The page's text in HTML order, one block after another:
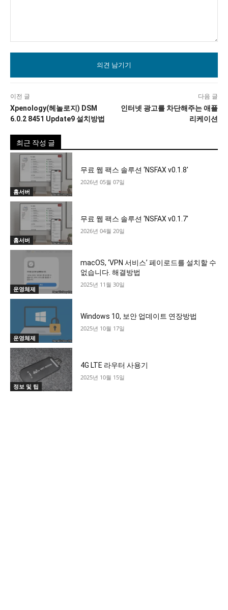
이전 글
Xpenology(헤놀로지) DSM
6.0.2 8451 Update9 설치방법
다음 글
인터넷 광고를 차단해주는 애플
리케이션
최근 작성 글
홈서버
무료 웹 팩스 솔루션 ‘NSFAX v0.1.8′
2026년 05월 07일
홈서버
무료 웹 팩스 솔루션 ‘NSFAX v0.1.7′
2026년 04월 20일
운영체제
macOS, ‘VPN 서비스’ 페이로드를 설치할 수
없습니다. 해결방법
2025년 11월 30일
운영체제
Windows 10, 보안 업데이트 연장방법
2025년 10월 17일
정보 및 팁
4G LTE 라우터 사용기
2025년 10월 15일